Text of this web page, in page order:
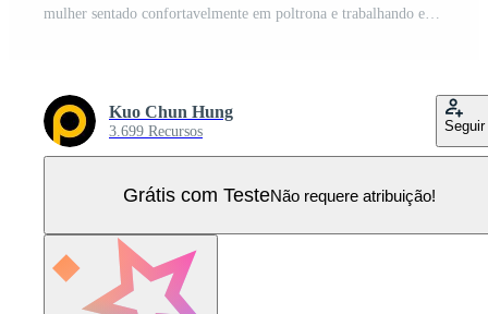
mulher sentado confortavelmente em poltrona e trabalhando em computador portátil às lar, plano ilustração. freelance ou trabalhos a partir de casa conceito. Vetor Pro
Kuo Chun Hung
3.699 Recursos Seguir
Grátis com TesteNão requere atribuição!